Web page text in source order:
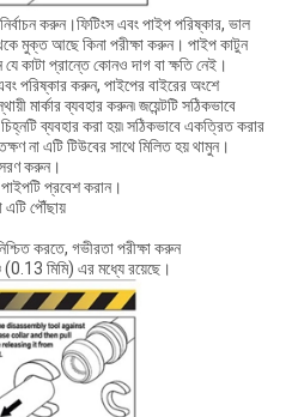
করুন।ফিটিংস এবং পাইপ পরিষ্কার, ভাল
মুক্ত আছে কিনা পরীক্ষা করুন। পাইপ কাটুন
কাটা প্রান্তে কোনও দাগ বা ক্ষতি নেই।
পরিষ্কার করুন, পাইপের বাইরের অংশে
মার্কার ব্যবহার করুন৷ জয়েন্টটি সঠিকভাবে
ব্যবহার করা হয়৷ সঠিকভাবে একত্রিত করার
না এটি টিউবের সাথে মিলিত হয় থামুন।
করুন।
পাইপটি প্রবেশ করান।
এটি পৌঁছায়
করতে, গভীরতা পরীক্ষা করুন
(0.13 মিমি) এর মধ্যে রয়েছে।